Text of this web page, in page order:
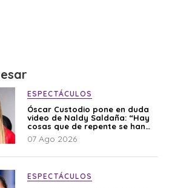
ESPECTÁCULOS
Óscar Custodio pone en duda
video de Naldy Saldaña: “Hay
cosas que de repente se han
editado”
07 Ago 2026
ESPECTÁCULOS